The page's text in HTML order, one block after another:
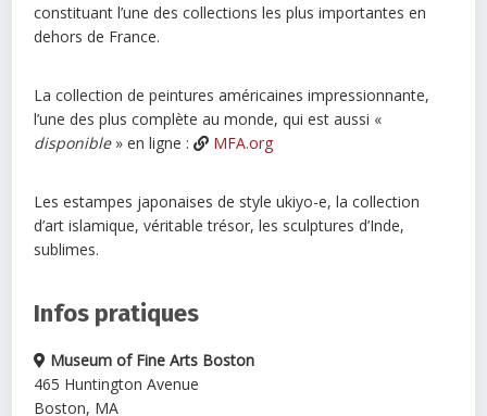
constituant l’une des collections les plus importantes en
dehors de France.
La collection de peintures américaines impressionnante,
l’une des plus complète au monde, qui est aussi «
disponible» en ligne : MFA.org
Les estampes japonaises de style ukiyo-e, la collection
d’art islamique, véritable trésor, les sculptures d’Inde,
sublimes.
Infos pratiques
Museum of Fine Arts Boston
465 Huntington Avenue
Boston, MA